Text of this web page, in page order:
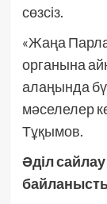
сөзсіз.
«Жаңа
органына
алаңында
мәселелер
Тұқымов.
Әділ